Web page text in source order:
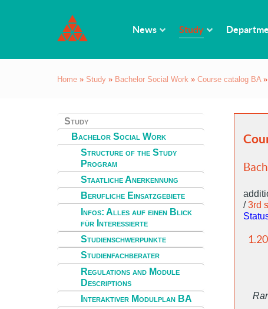
News Study
Home » Study » Bachelor Social Work » Course catalog BA »
Study
Bachelor Social Work
Structure of the Study
Program
Staatliche Anerkennung
Berufliche Einsatzgebiete
Infos: Alles auf einen Blick
für Interessierte
Studienschwerpunkte
Studienfachberater
Regulations and Module
Descriptions
Interaktiver Modulplan BA
/3rd